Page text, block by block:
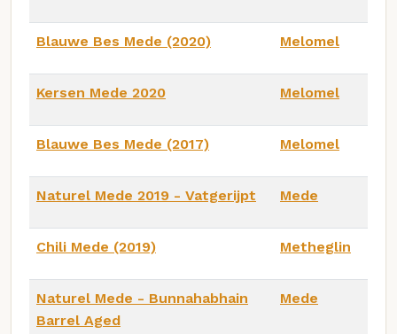
Blauwe Bes Mede (2020) Melomel
Kersen Mede 2020 Melomel
Blauwe Bes Mede (2017) Melomel
Naturel Mede 2019 - Vatgerijpt Mede
Chili Mede (2019) Metheglin
Naturel Mede - Bunnahabhain
Barrel Aged
Mede